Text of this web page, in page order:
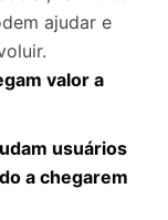
ajudar e
valor a
usuários
a chegarem